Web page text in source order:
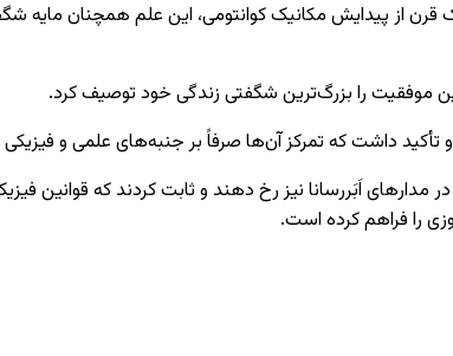
از پیدایش مکانیک کوانتومی، این علم همچنان مایه
داشت که تمرکز آن‌ها صرفاً بر جنبه‌های علمی و فیزیکی
در مدارهای اَبَررسانا نیز رخ دهند و ثابت کردند که
را فراهم کرده است.